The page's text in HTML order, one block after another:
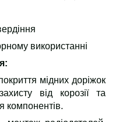
використанні
:
мідних доріжок
від корозії та
компонентів.